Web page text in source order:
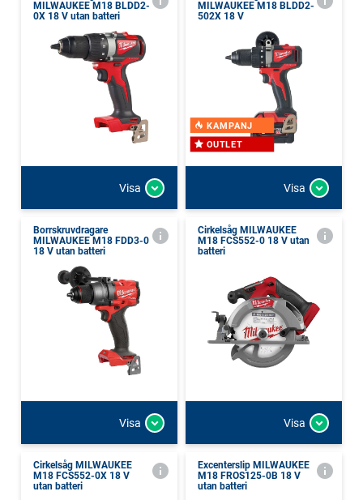
MILWAUKEE M18 BLDD2-
0X 18 V utan batteri
Visa
MILWAUKEE M18 BLDD2-
502X 18 V
KAMPANJ
OUTLET
Visa
Borrskruvdragare
MILWAUKEE M18 FDD3-0
18 V utan batteri
Visa
Cirkelsåg MILWAUKEE
M18 FCS552-0 18 V utan
batteri
Visa
Cirkelsåg MILWAUKEE
M18 FCS552-0X 18 V
utan batteri
Excenterslip MILWAUKEE
M18 FROS125-0B 18 V
utan batteri